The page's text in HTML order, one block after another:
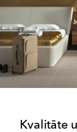
Kvalitāte